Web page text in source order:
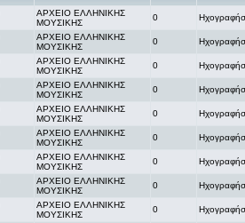
ΑΡΧΕΙΟ ΕΛΛΗΝΙΚΗΣ
ΜΟΥΣΙΚΗΣ
0
ΑΡΧΕΙΟ ΕΛΛΗΝΙΚΗΣ
ΜΟΥΣΙΚΗΣ
0
ΑΡΧΕΙΟ ΕΛΛΗΝΙΚΗΣ
ΜΟΥΣΙΚΗΣ
0
ΑΡΧΕΙΟ ΕΛΛΗΝΙΚΗΣ
ΜΟΥΣΙΚΗΣ
0
ΑΡΧΕΙΟ ΕΛΛΗΝΙΚΗΣ
ΜΟΥΣΙΚΗΣ
0
ΑΡΧΕΙΟ ΕΛΛΗΝΙΚΗΣ
ΜΟΥΣΙΚΗΣ
0
ΑΡΧΕΙΟ ΕΛΛΗΝΙΚΗΣ
ΜΟΥΣΙΚΗΣ
0
ΑΡΧΕΙΟ ΕΛΛΗΝΙΚΗΣ
ΜΟΥΣΙΚΗΣ
0
ΑΡΧΕΙΟ ΕΛΛΗΝΙΚΗΣ
ΜΟΥΣΙΚΗΣ
0